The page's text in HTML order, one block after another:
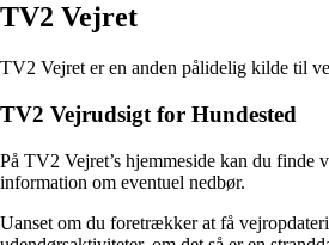
TV2 Vejret
TV2 Vejret er en anden pålidelig kilde til
TV2 Vejrudsigt for Hundested
På TV2 Vejret’s hjemmeside kan du finde
information om eventuel nedbør.
Uanset om du foretrækker at få